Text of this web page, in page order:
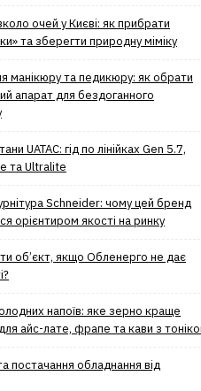
очей у Києві: як прибрати
та зберегти природну міміку
манікюру та педикюру: як обрати
апарат для бездоганного
UATAC: гід по лінійках Gen 5.7,
та Ultralite
Schneider: чому цей бренд
орієнтиром якості на ринку
об’єкт, якщо Обленерго не дає
напоїв: яке зерно краще
айс-лате, фрапе та кави з
постачання обладнання від